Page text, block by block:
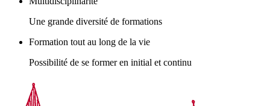
Une grande diversité de formations
Formation tout au long de la vie
Possibilité de se former en initial et continu